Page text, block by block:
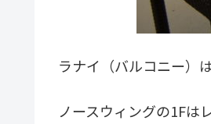
ラナイ（バルコニー）
ノースウィングの1Fは